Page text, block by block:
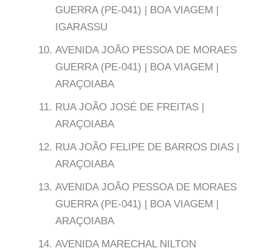
GUERRA (PE-041) | BOA VIAGEM |
IGARASSU
AVENIDA JOÃO PESSOA DE MORAES
GUERRA (PE-041) | BOA VIAGEM |
ARAÇOIABA
RUA JOÃO JOSÉ DE FREITAS |
ARAÇOIABA
RUA JOÃO FELIPE DE BARROS DIAS |
ARAÇOIABA
AVENIDA JOÃO PESSOA DE MORAES
GUERRA (PE-041) | BOA VIAGEM |
ARAÇOIABA
AVENIDA MARECHAL NILTON